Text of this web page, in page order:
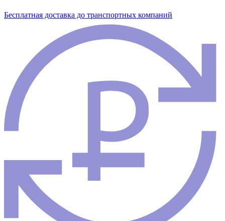
Бесплатная доставка до транспортных компаний